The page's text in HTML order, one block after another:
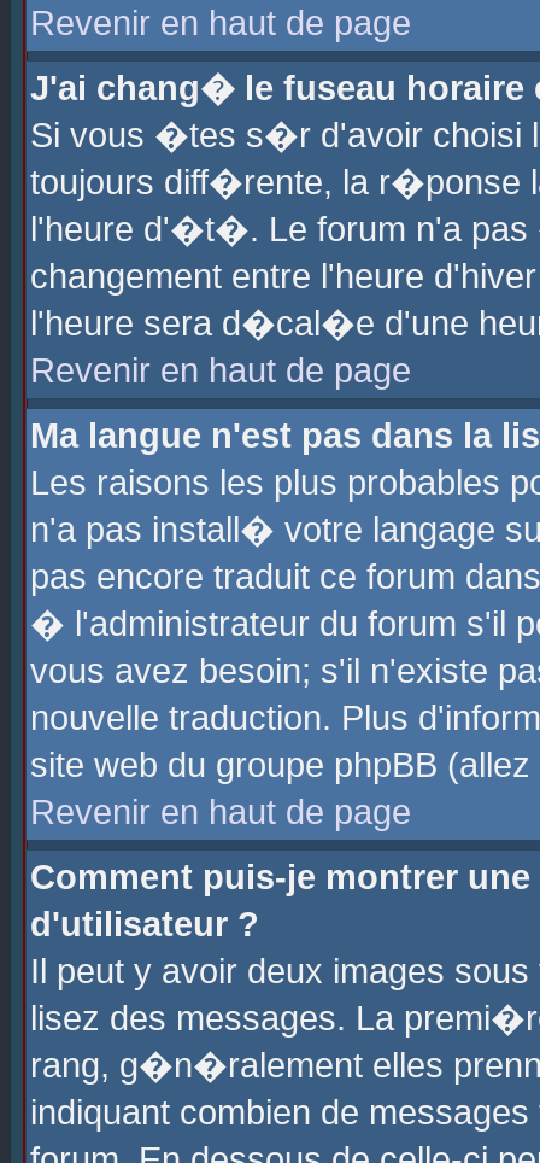
Revenir en haut de page
J'ai chang� le fuseau horaire
Si vous �tes s�r d'avoir choisi
toujours diff�rente, la r�ponse
l'heure d'�t�. Le forum n'a
changement entre l'heure
l'heure sera d�cal�e d'une
Revenir en haut de page
Ma langue n'est pas dans la
Les raisons les plus probables
n'a pas install� votre langage
pas encore traduit ce forum
� l'administrateur du forum s'il
vous avez besoin; s'il n'existe
nouvelle traduction. Plus
site web du groupe phpBB
Revenir en haut de page
Comment puis-je montrer
d'utilisateur ?
Il peut y avoir deux images
lisez des messages. La
rang, g�n�ralement elles
indiquant combien de